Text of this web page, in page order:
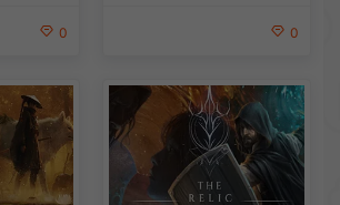
0 0